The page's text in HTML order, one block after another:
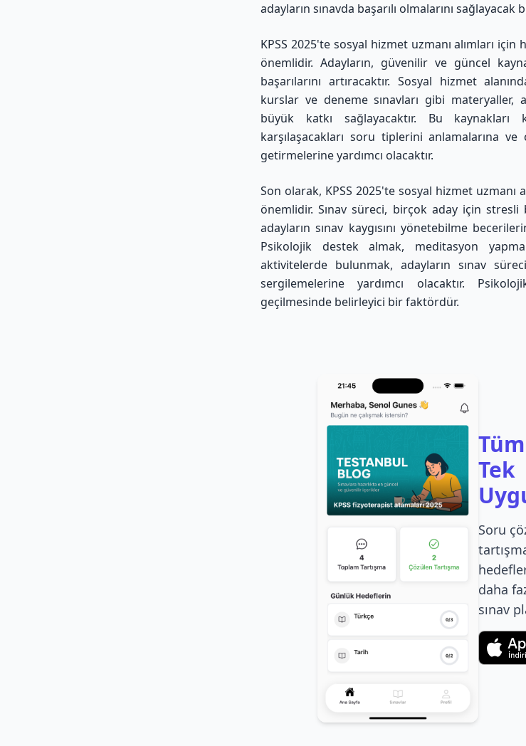
adayların sınavda başarılı olmalarını
KPSS 2025'te sosyal hizmet uzmanı alımları
önemlidir. Adayların, güvenilir ve güncel
başarılarını artıracaktır. Sosyal hizmet
kurslar ve deneme sınavları gibi materyaller,
büyük katkı sağlayacaktır. Bu kaynakları
karşılaşacakları soru tiplerini anlamalarına ve
getirmelerine yardımcı olacaktır.
Son olarak, KPSS 2025'te sosyal hizmet uzmanı
önemlidir. Sınav süreci, birçok aday için
adayların sınav kaygısını yönetebilme
Psikolojik destek almak, meditasyon
aktivitelerde bulunmak, adayların sınav
sergilemelerine yardımcı olacaktır.
geçilmesinde belirleyici bir faktördür.
Tek
Soru
daha
sınav